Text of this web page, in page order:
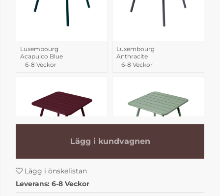
Luxembourg
Acapulco Blue
6-8 Veckor
Luxembourg
Anthracite
6-8 Veckor
Luxembourg Black
Cherry
6-8 Veckor
6-8 Veckor
Lägg i kundvagnen
Lägg i önskelistan
Leverans: 6-8 Veckor